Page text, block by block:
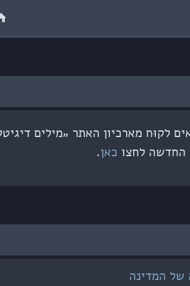
לקוּח מארכיון האתר „מילים
החדשה לחצו כאן.
של המדינה